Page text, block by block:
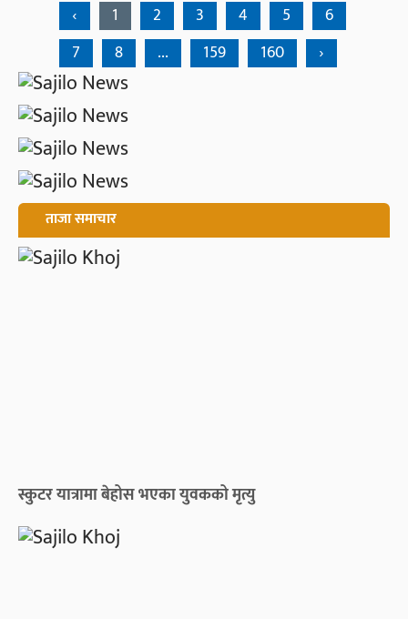
‹ 1 2 3 4 5
6
7
8 ... 159 160 ›
ताजा समाचार
स्कुटर यात्रामा बेहोस भएका युवकको मृत्यु